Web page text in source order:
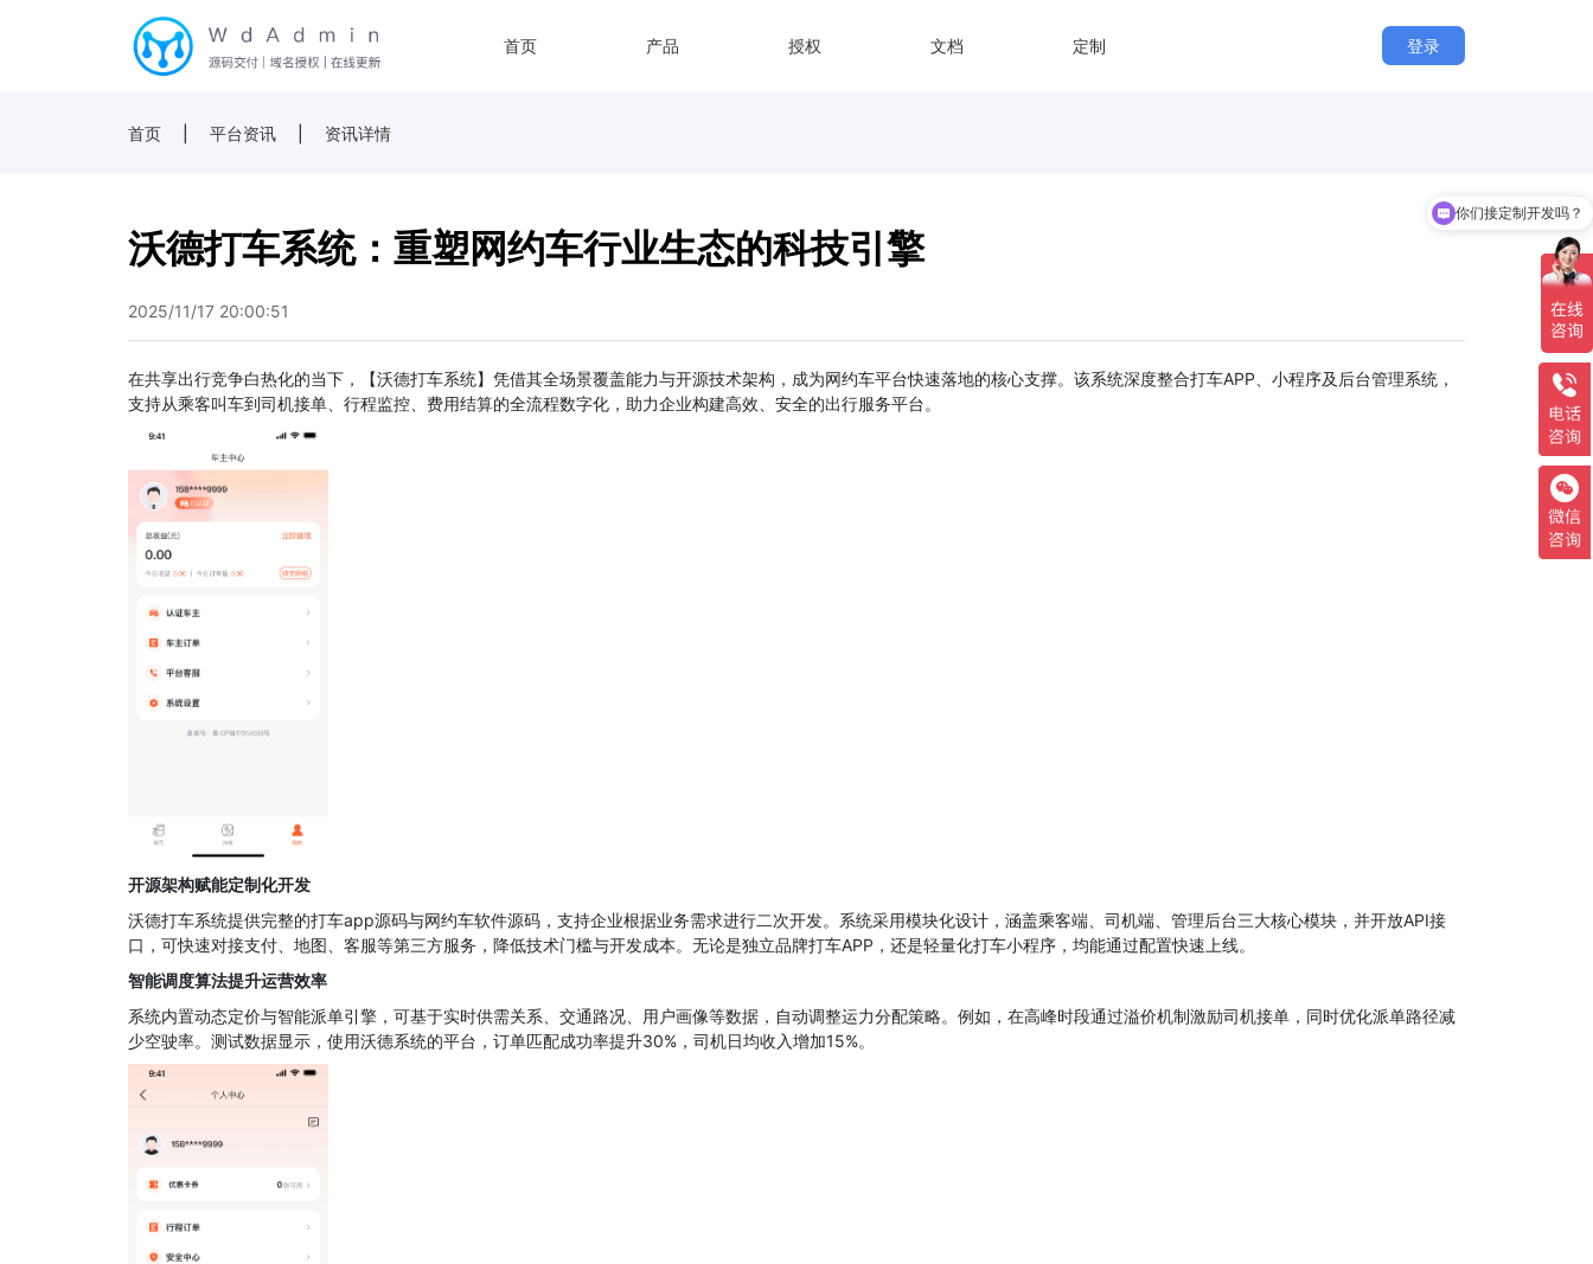
首页 产品 授权 文档 定制 登录
首页 平台资讯 资讯详情
沃德打车系统：重塑网约车行业生态的科技引擎
2025/11/17 20:00:51
在共享出行竞争白热化的当下，【沃德打车系统】凭借其全场景覆盖能力与开源技术架构，成为网约车平台快速落地的核心支撑。该系统深度整合打车APP、小程序及后台管理系统，
支持从乘客叫车到司机接单、行程监控、费用结算的全流程数字化，助力企业构建高效、安全的出行服务平台。
开源架构赋能定制化开发
沃德打车系统提供完整的打车app源码与网约车软件源码，支持企业根据业务需求进行二次开发。系统采用模块化设计，涵盖乘客端、司机端、管理后台三大核心模块，并开放API接
口，可快速对接支付、地图、客服等第三方服务，降低技术门槛与开发成本。无论是独立品牌打车APP，还是轻量化打车小程序，均能通过配置快速上线。
智能调度算法提升运营效率
系统内置动态定价与智能派单引擎，可基于实时供需关系、交通路况、用户画像等数据，自动调整运力分配策略。例如，在高峰时段通过溢价机制激励司机接单，同时优化派单路径减
少空驶率。测试数据显示，使用沃德系统的平台，订单匹配成功率提升30%，司机日均收入增加15%。
你们接定制开发吗？